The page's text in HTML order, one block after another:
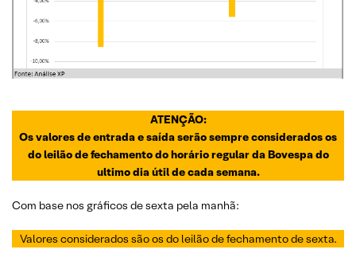
ATENÇÃO:
Os valores de entrada e saída serão sempre considerados os
do leilão de fechamento do horário regular da Bovespa do
ultimo dia útil de cada semana.
Com base nos gráficos de sexta pela manhã:
Valores considerados são os do leilão de fechamento de sexta.